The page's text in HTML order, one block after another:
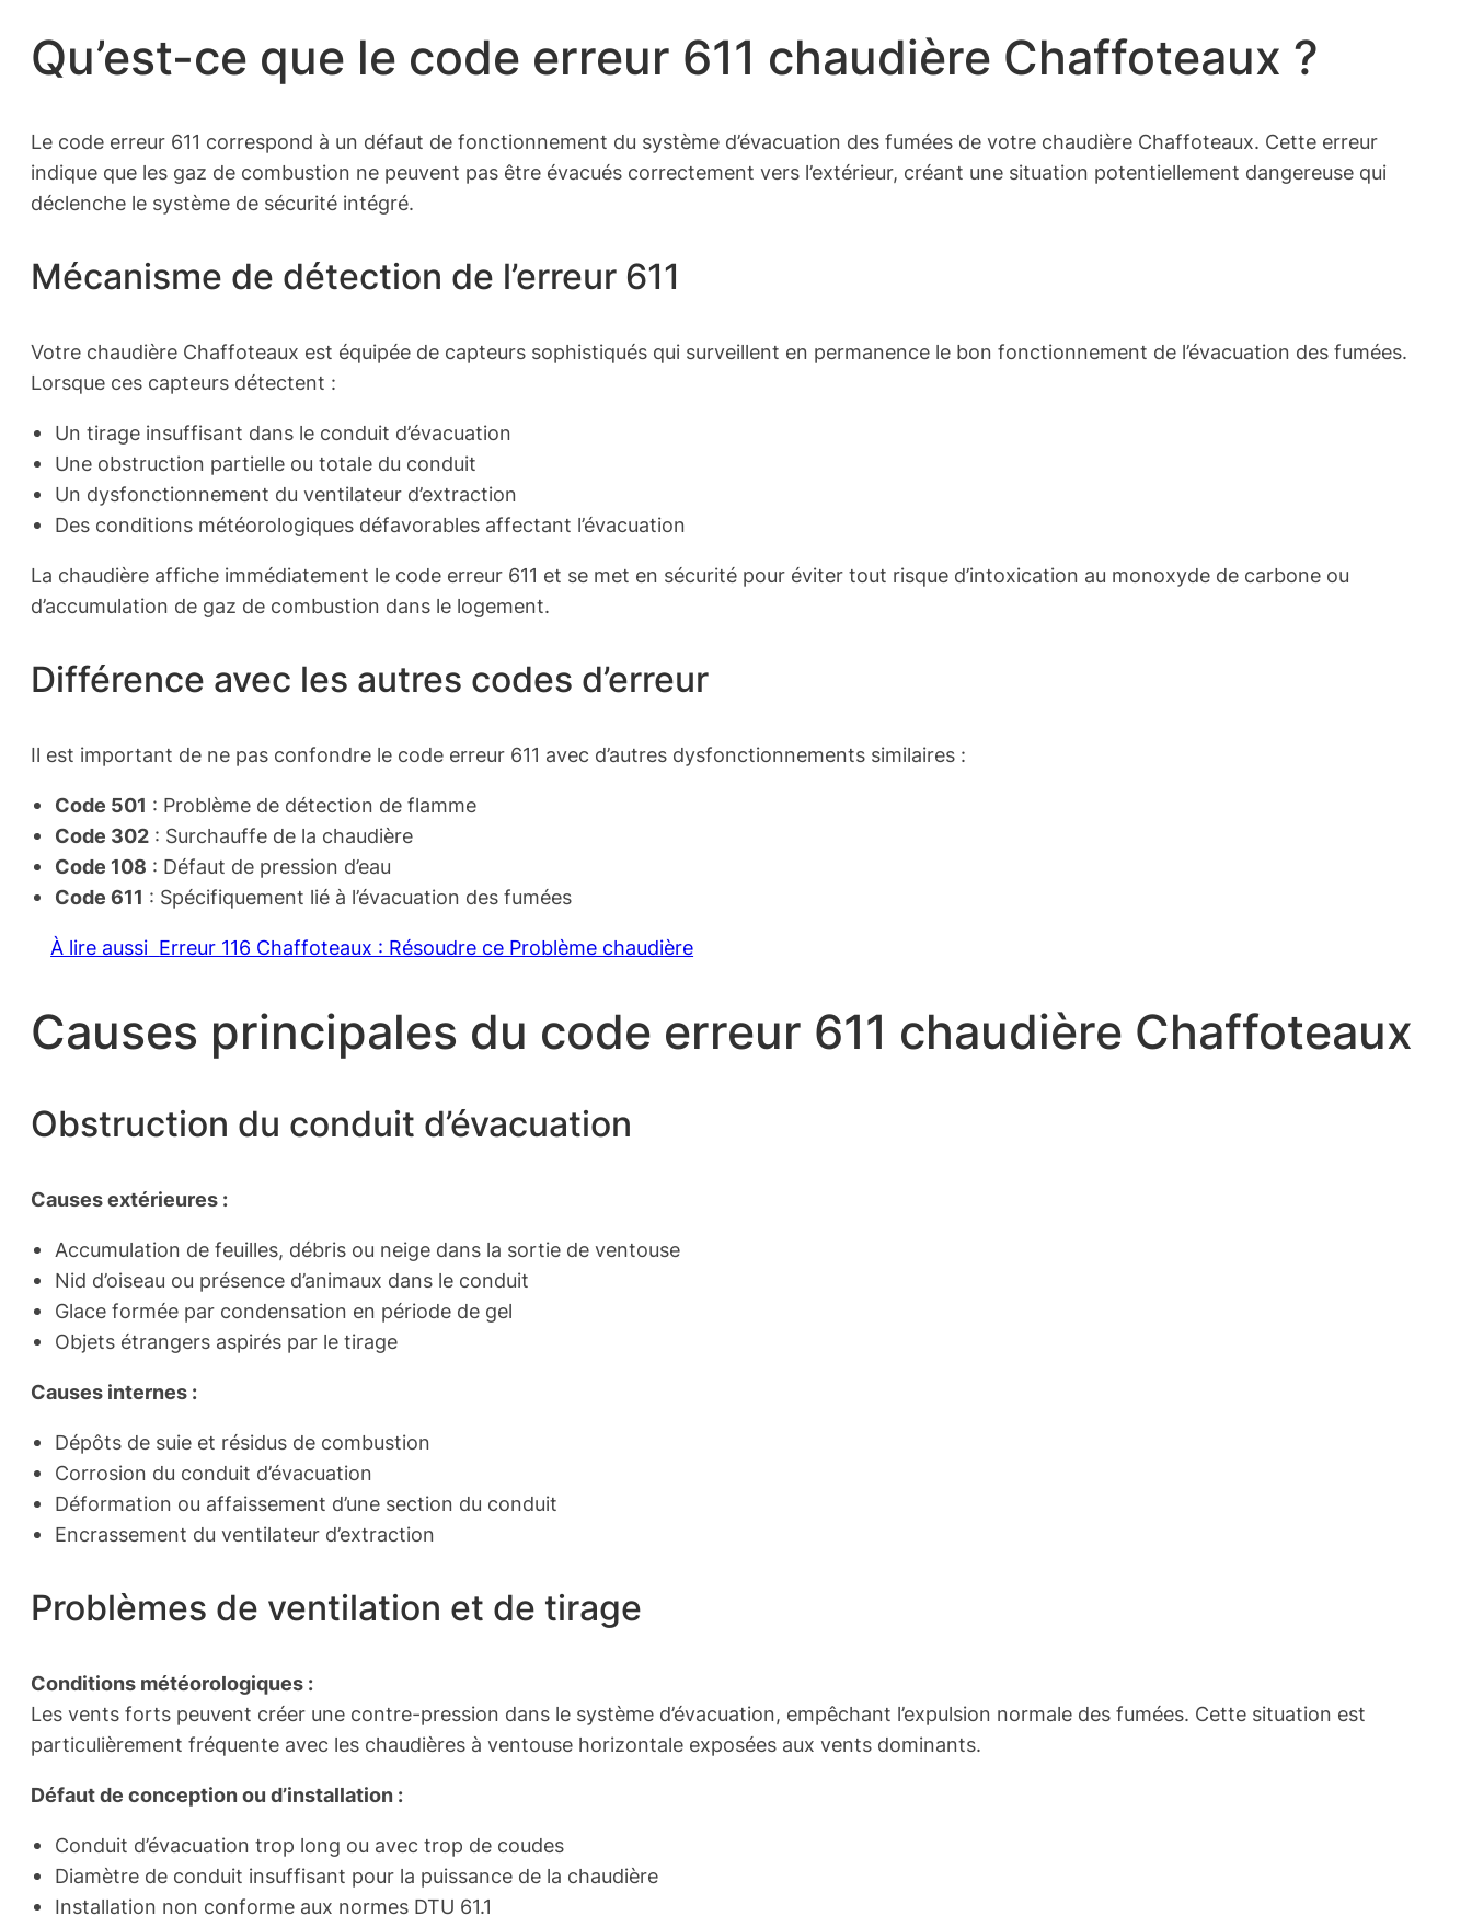
Qu’est-ce que le code erreur 611 chaudière Chaffoteaux ?
Le code erreur 611 correspond à un défaut de fonctionnement du système d’évacuation des fumées de votre chaudière Chaffoteaux. Cette erreur
indique que les gaz de combustion ne peuvent pas être évacués correctement vers l’extérieur, créant une situation potentiellement dangereuse qui
déclenche le système de sécurité intégré.
Mécanisme de détection de l’erreur 611
Votre chaudière Chaffoteaux est équipée de capteurs sophistiqués qui surveillent en permanence le bon fonctionnement de l’évacuation des fumées.
Lorsque ces capteurs détectent :
Un tirage insuffisant dans le conduit d’évacuation
Une obstruction partielle ou totale du conduit
Un dysfonctionnement du ventilateur d’extraction
Des conditions météorologiques défavorables affectant l’évacuation
La chaudière affiche immédiatement le code erreur 611 et se met en sécurité pour éviter tout risque d’intoxication au monoxyde de carbone ou
d’accumulation de gaz de combustion dans le logement.
Différence avec les autres codes d’erreur
Il est important de ne pas confondre le code erreur 611 avec d’autres dysfonctionnements similaires :
Code 501 : Problème de détection de flamme
Code 302 : Surchauffe de la chaudière
Code 108 : Défaut de pression d’eau
Code 611 : Spécifiquement lié à l’évacuation des fumées
À lire aussi Erreur 116 Chaffoteaux : Résoudre ce Problème chaudière
Causes principales du code erreur 611 chaudière Chaffoteaux
Obstruction du conduit d’évacuation
Causes extérieures :
Accumulation de feuilles, débris ou neige dans la sortie de ventouse
Nid d’oiseau ou présence d’animaux dans le conduit
Glace formée par condensation en période de gel
Objets étrangers aspirés par le tirage
Causes internes :
Dépôts de suie et résidus de combustion
Corrosion du conduit d’évacuation
Déformation ou affaissement d’une section du conduit
Encrassement du ventilateur d’extraction
Problèmes de ventilation et de tirage
Conditions météorologiques :
Les vents forts peuvent créer une contre-pression dans le système d’évacuation, empêchant l’expulsion normale des fumées. Cette situation est
particulièrement fréquente avec les chaudières à ventouse horizontale exposées aux vents dominants.
Défaut de conception ou d’installation :
Conduit d’évacuation trop long ou avec trop de coudes
Diamètre de conduit insuffisant pour la puissance de la chaudière
Installation non conforme aux normes DTU 61.1